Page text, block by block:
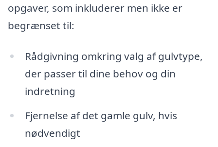
opgaver, som inkluderer men ikke er
begrænset til:
Rådgivning omkring valg af gulvtype,
der passer til dine behov og din
indretning
Fjernelse af det gamle gulv, hvis
nødvendigt